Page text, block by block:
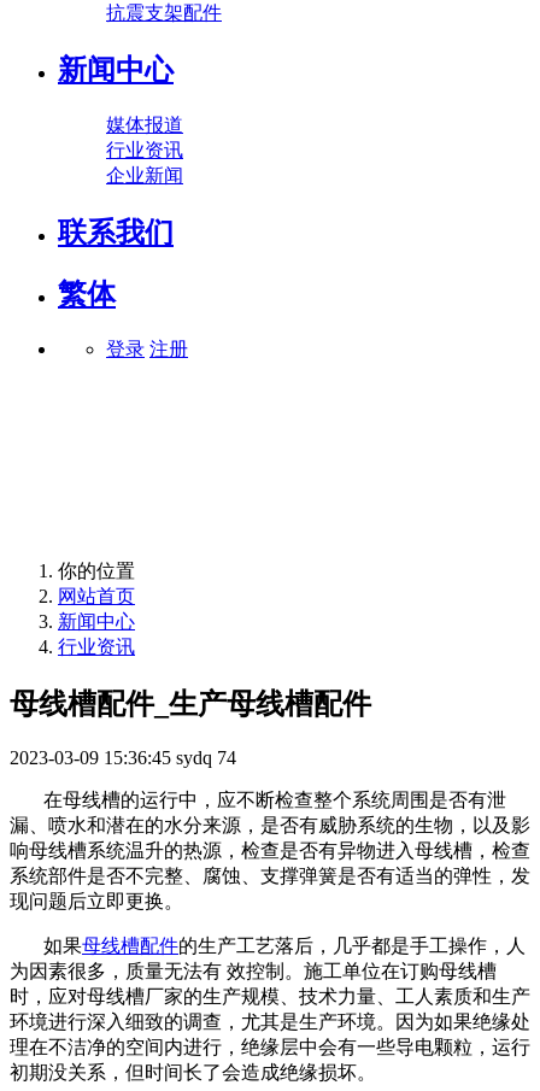
抗震支架配件
新闻中心
媒体报道
行业资讯
企业新闻
联系我们
繁体
登录 注册
你的位置
网站首页
新闻中心
行业资讯
母线槽配件_生产母线槽配件
2023-03-09 15:36:45 sydq 74
在母线槽的运行中，应不断检查整个系统周围是否有泄
漏、喷水和潜在的水分来源，是否有威胁系统的生物，以及影
响母线槽系统温升的热源，检查是否有异物进入母线槽，检查
系统部件是否不完整、腐蚀、支撑弹簧是否有适当的弹性，发
现问题后立即更换。
如果母线槽配件的生产工艺落后，几乎都是手工操作，人
为因素很多，质量无法有 效控制。施工单位在订购母线槽
时，应对母线槽厂家的生产规模、技术力量、工人素质和生产
环境进行深入细致的调查，尤其是生产环境。因为如果绝缘处
理在不洁净的空间内进行，绝缘层中会有一些导电颗粒，运行
初期没关系，但时间长了会造成绝缘损坏。